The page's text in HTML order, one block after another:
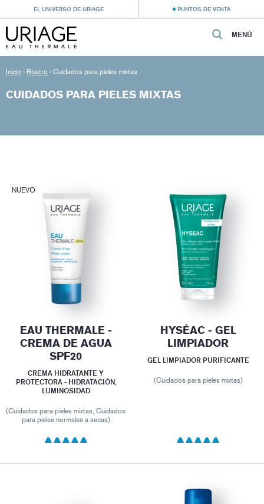
EL UNIVERSO DE URIAGE PUNTOS DE VENTA
MENÚ
Inicio › Rostro › Cuidados para pieles mixtas
CUIDADOS PARA PIELES MIXTAS
NUEVO
EAU THERMALE -
CREMA DE AGUA
SPF20
CREMA HIDRATANTE Y
PROTECTORA - HIDRATACIÓN,
LUMINOSIDAD
(Cuidados para pieles mixtas, Cuidados
para pieles normales a secas)
HYSÉAC - GEL
LIMPIADOR
GEL LIMPIADOR PURIFICANTE
(Cuidados para pieles mixtas)